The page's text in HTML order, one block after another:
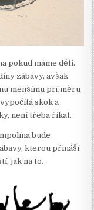
pokud máme děti.
zábavy, avšak
menšímu průměru
skok a
není třeba říkat.
bude
kterou přináší.
jak na to.